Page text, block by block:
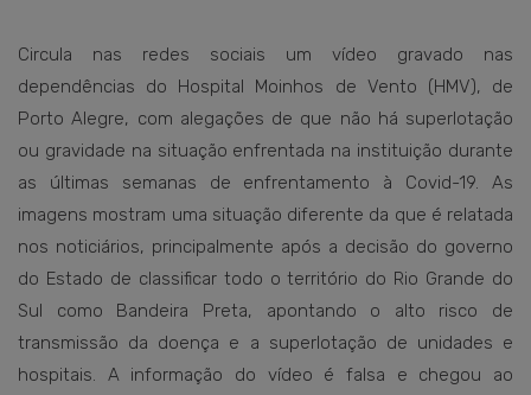
Circula nas redes sociais um vídeo gravado nas
dependências do Hospital Moinhos de Vento (HMV), de
Porto Alegre, com alegações de que não há superlotação
ou gravidade na situação enfrentada na instituição durante
as últimas semanas de enfrentamento à Covid-19. As
imagens mostram uma situação diferente da que é relatada
nos noticiários, principalmente após a decisão do governo
do Estado de classificar todo o território do Rio Grande do
Sul como Bandeira Preta, apontando o alto risco de
transmissão da doença e a superlotação de unidades e
hospitais. A informação do vídeo é falsa e chegou ao